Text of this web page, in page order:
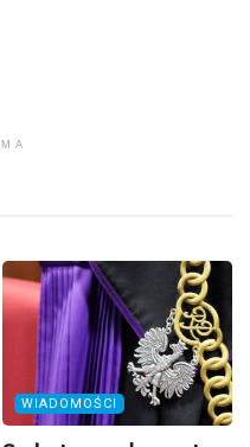
WIADOMOŚCI